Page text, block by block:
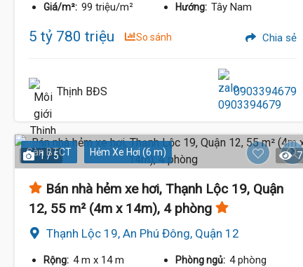
Giá/m²: 99 triệu/m² Hướng: Tây Nam
5 tỷ 780 triệu So sánh Chia sẻ
Thịnh BĐS 0903394679
Sàn BTCT Hẻm Xe Hơi (6 m)
1 / 5 7
Bán nhà hẻm xe hơi, Thạnh Lộc 19, Quận
12, 55 m² (4m x 14m), 4 phòng
Thạnh Lộc 19, An Phú Đông, Quận 12
Rộng: 4 m x 14 m Phòng ngủ: 4 phòng